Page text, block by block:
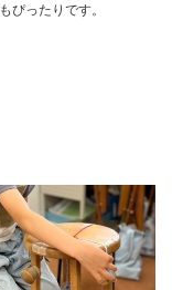
ぴったりです。